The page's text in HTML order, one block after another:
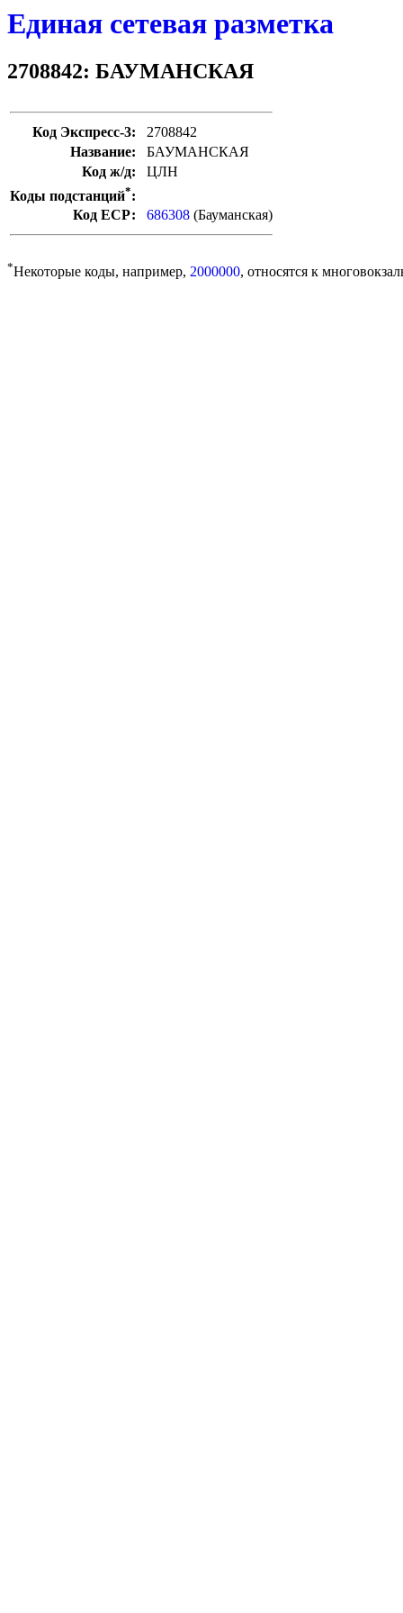
Единая сетевая разметка
2708842: БАУМАНСКАЯ
Код Экспресс-3:
2708842
Название:
БАУМАНСКАЯ
Код ж/д:
ЦЛН
Коды подстанций*:
Код ЕСР:
686308 (Бауманская)
*Некоторые коды, например, 2000000, относятся к